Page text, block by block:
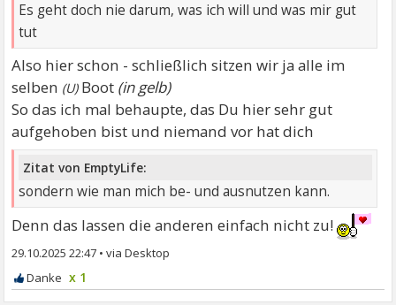
Es geht doch nie darum, was ich will und was mir gut
tut
Also hier schon - schließlich sitzen wir ja alle im
selben (U)Boot (in gelb)
So das ich mal behaupte, das Du hier sehr gut
aufgehoben bist und niemand vor hat dich
Zitat von EmptyLife:
sondern wie man mich be- und ausnutzen kann.
Denn das lassen die anderen einfach nicht zu!
29.10.2025 22:47 •
x 1